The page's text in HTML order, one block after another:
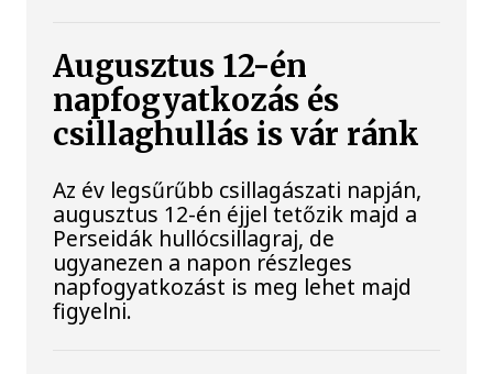
Augusztus 12-én
napfogyatkozás és
csillaghullás is vár ránk
Az év legsűrűbb csillagászati napján,
augusztus 12-én éjjel tetőzik majd a
Perseidák hullócsillagraj, de
ugyanezen a napon részleges
napfogyatkozást is meg lehet majd
figyelni.